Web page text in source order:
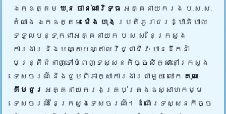
ឯកឧត្តម ឃុន ចាន់ណារិទ្ធ អគ្គនាយករង ប.ស.ស.
តំណាង ឯកឧត្តម ម៉េង ហុង ប្រតិភូរាជរដ្ឋាភិបាល
ទទួលបន្ទុកជាអគ្គនាយក ប.ស.ស. នៃក្រសួង
ការងារ និងបណ្តុះបណ្តាលវិជ្ជាជីវៈ បានដឹកនាំ
មន្ត្រីជំនាញទៅបំពេញទស្សនកិច្ចសិក្សានៅក្រសួង
ទេសចរណ៍ និងជួបពិភាក្សាការងារជាមួយ លោក គុណ
គឹមជួរ អគ្គនាយករងគ្រប់គ្រងឧស្សាហកម្ម
ទេសចរណ៍ នៃក្រសួងទេសចរណ៍។
ដំណើរទស្សនកិច្ច